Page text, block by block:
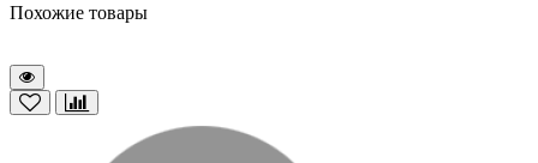
Похожие товары